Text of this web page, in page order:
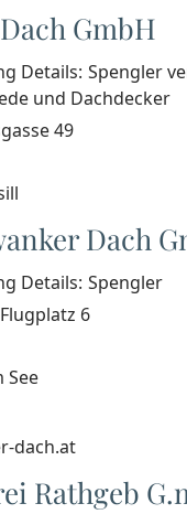
GmbH
Details: Spengler
und Dachdecker
49
Dach
Details: Spengler
6
See
dach.at
Rathgeb